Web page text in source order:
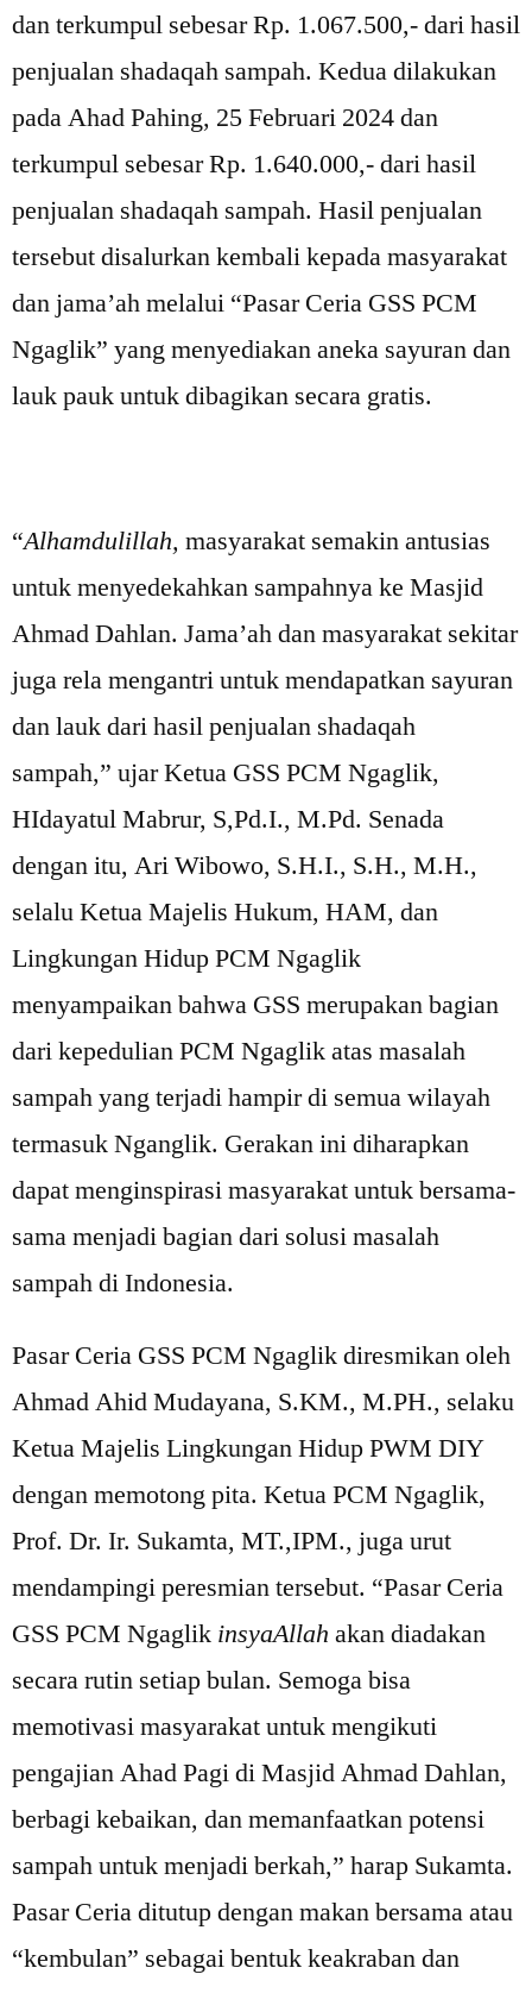
dan terkumpul sebesar Rp. 1.067.500,- dari hasil
penjualan shadaqah sampah. Kedua dilakukan
pada Ahad Pahing, 25 Februari 2024 dan
terkumpul sebesar Rp. 1.640.000,- dari hasil
penjualan shadaqah sampah. Hasil penjualan
tersebut disalurkan kembali kepada masyarakat
dan jama’ah melalui “Pasar Ceria GSS PCM
Ngaglik” yang menyediakan aneka sayuran dan
lauk pauk untuk dibagikan secara gratis.
“Alhamdulillah, masyarakat semakin antusias
untuk menyedekahkan sampahnya ke Masjid
Ahmad Dahlan. Jama’ah dan masyarakat sekitar
juga rela mengantri untuk mendapatkan sayuran
dan lauk dari hasil penjualan shadaqah
sampah,” ujar Ketua GSS PCM Ngaglik,
HIdayatul Mabrur, S,Pd.I., M.Pd. Senada
dengan itu, Ari Wibowo, S.H.I., S.H., M.H.,
selalu Ketua Majelis Hukum, HAM, dan
Lingkungan Hidup PCM Ngaglik
menyampaikan bahwa GSS merupakan bagian
dari kepedulian PCM Ngaglik atas masalah
sampah yang terjadi hampir di semua wilayah
termasuk Nganglik. Gerakan ini diharapkan
dapat menginspirasi masyarakat untuk bersama-
sama menjadi bagian dari solusi masalah
sampah di Indonesia.
Pasar Ceria GSS PCM Ngaglik diresmikan oleh
Ahmad Ahid Mudayana, S.KM., M.PH., selaku
Ketua Majelis Lingkungan Hidup PWM DIY
dengan memotong pita. Ketua PCM Ngaglik,
Prof. Dr. Ir. Sukamta, MT.,IPM., juga urut
mendampingi peresmian tersebut. “Pasar Ceria
GSS PCM Ngaglik insyaAllah akan diadakan
secara rutin setiap bulan. Semoga bisa
memotivasi masyarakat untuk mengikuti
pengajian Ahad Pagi di Masjid Ahmad Dahlan,
berbagi kebaikan, dan memanfaatkan potensi
sampah untuk menjadi berkah,” harap Sukamta.
Pasar Ceria ditutup dengan makan bersama atau
“kembulan” sebagai bentuk keakraban dan